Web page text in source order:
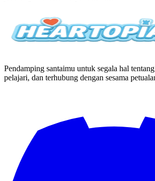
Pendamping santaimu untuk segala hal
pelajari, dan terhubung dengan sesama